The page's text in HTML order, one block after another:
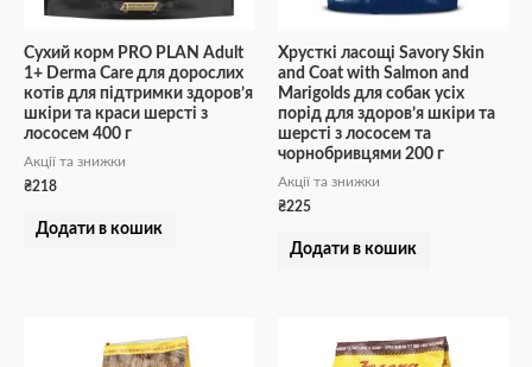
Сухий корм PRO PLAN Adult
1+ Derma Care для дорослих
котів для підтримки здоров’я
шкіри та краси шерсті з
лососем 400 г
Акції та знижки
₴218
Додати в кошик
Хрусткі ласощі Savory Skin
and Coat with Salmon and
Marigolds для собак усіх
порід для здоров’я шкіри та
шерсті з лососем та
чорнобривцями 200 г
Акції та знижки
₴225
Додати в кошик